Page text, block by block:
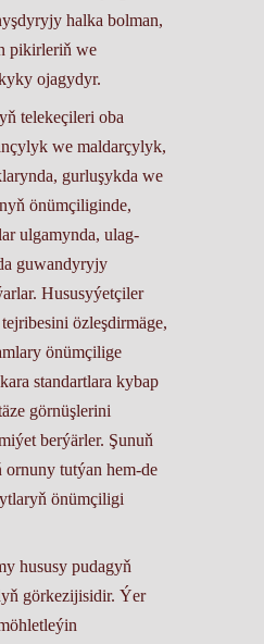
halka bolman,
pikirleriň we
ojagydyr.
telekeçileri oba
we maldarçylyk,
gurluşykda we
önümçiliginde,
ulgamynda, ulag-
guwandyryjy
Hususyýetçiler
özleşdirmäge,
önümçilige
standartlara kybap
görnüşlerini
berýärler. Şunuň
ornuny tutýan hem-de
önümçiligi
hususy pudagyň
görkezijisidir. Ýer